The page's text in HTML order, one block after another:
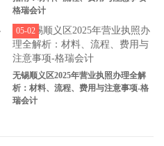
格瑞会计
无锡顺义区2025年营业执照办理全解
析：材料、流程、费用与注意事项-格
瑞会计
05-02